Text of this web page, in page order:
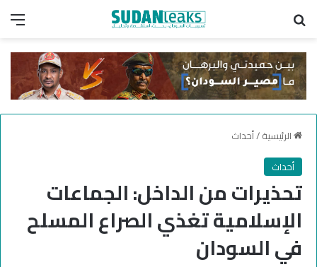
الرئيسية/أحداث
أحداث
تحذيرات من الداخل: الجماعات
الإسلامية تغذي الصراع المسلح
في السودان